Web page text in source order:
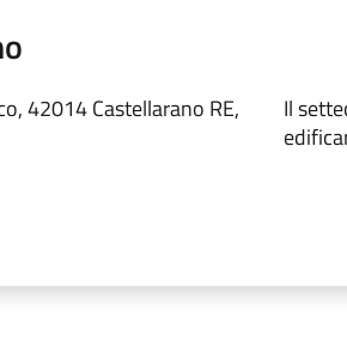
42014 Castellarano RE,
Il